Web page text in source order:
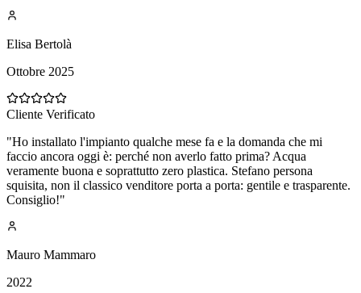
Elisa Bertolà
Ottobre 2025
Cliente Verificato
"Ho installato l'impianto qualche mese fa e la domanda che mi
faccio ancora oggi è: perché non averlo fatto prima? Acqua
veramente buona e soprattutto zero plastica. Stefano persona
squisita, non il classico venditore porta a porta: gentile e trasparente.
Consiglio!"
Mauro Mammaro
2022